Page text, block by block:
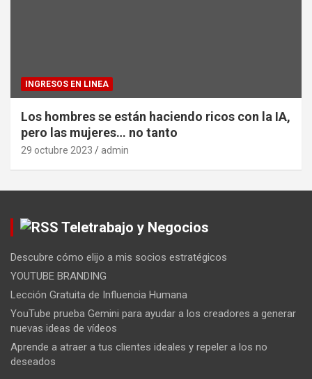
INGRESOS EN LINEA
Los hombres se están haciendo ricos con la IA,
pero las mujeres… no tanto
29 octubre 2023 admin
Teletrabajo y Negocios
Descubre cómo elijo a mis socios estratégicos
YOUTUBE BRANDING
Lección Gratuita de Influencia Humana
YouTube prueba Gemini para ayudar a los creadores a generar
nuevas ideas de vídeos
Aprende a atraer a tus clientes ideales y repeler a los no
deseados